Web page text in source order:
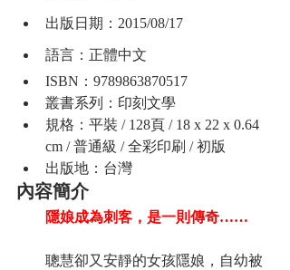
出版日期：2015/08/17
語言：正體中文
ISBN：9789863870517
叢書系列：印刻文學
規格：平裝 / 128頁 / 18 x 22 x 0.64
cm / 普通級 / 全彩印刷 / 初版
出版地：台灣
內容簡介
隱娘成為刺客，是一則傳奇……
聰慧卻又安靜的女孩隱娘，自幼被